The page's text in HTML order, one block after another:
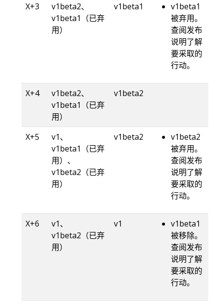
X+3
v1beta2、
v1beta1（已弃
用）
v1beta1
v1beta1
被弃用。
查阅发布
说明了解
要采取的
行动。
X+4
v1beta2、
v1beta1（已弃
用）
v1beta2
X+5
v1、
v1beta1（已弃
用）、
v1beta2（已弃
用）
v1beta2
v1beta2
被弃用。
查阅发布
说明了解
要采取的
行动。
X+6
v1、
v1beta2（已弃
用）
v1
v1beta1
被移除。
查阅发布
说明了解
要采取的
行动。